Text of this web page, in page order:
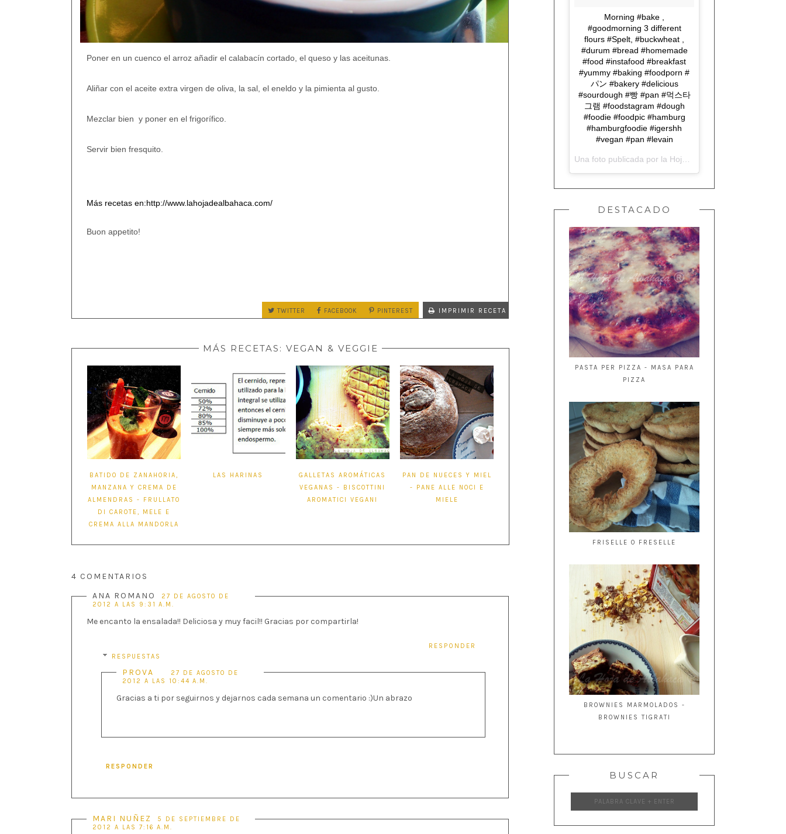
Poner en un cuenco el arroz añadir el calabacín cortado, el queso y las aceitunas.
Aliñar con el aceite extra virgen de oliva, la sal, el eneldo y la pimienta al gusto.
Mezclar bien y poner en el frigorífico.
Servir bien fresquito.
Más recetas en:http://www.lahojadealbahaca.com/
Buon appetito!
TWITTER FACEBOOK PINTEREST IMPRIMIR RECETA
MÁS RECETAS: VEGAN & VEGGIE
BATIDO DE ZANAHORIA,
MANZANA Y CREMA DE
ALMENDRAS - FRULLATO
DI CAROTE, MELE E
CREMA ALLA MANDORLA
LAS HARINAS
GALLETAS AROMÁTICAS
VEGANAS - BISCOTTINI
AROMATICI VEGANI
PAN DE NUECES Y MIEL
- PANE ALLE NOCI E
MIELE
4 COMENTARIOS
ANA ROMANO
27 DE AGOSTO DE
2012 A LAS 9:31 A.M.
Me encanto la ensalada!! Deliciosa y muy facil!! Gracias por compartirla!
RESPONDER
RESPUESTAS
PROVA
27 DE AGOSTO DE
2012 A LAS 10:44 A.M.
Gracias a ti por seguirnos y dejarnos cada semana un comentario :)Un abrazo
RESPONDER
MARI NUÑEZ
5 DE SEPTIEMBRE DE
2012 A LAS 7:16 A.M.
Morning #bake ,
#goodmorning 3 different
flours #Spelt, #buckwheat ,
#durum #bread #homemade
#food #instafood #breakfast
#yummy #baking #foodporn #
パン #bakery #delicious
#sourdough #빵 #pan #먹스타
그램 #foodstagram #dough
#foodie #foodpic #hamburg
#hamburgfoodie #igershh
#vegan #pan #levain
Una foto publicada por la Hoja de Albahaca (@lahojadealbahaca) el
DESTACADO
PASTA PER PIZZA - MASA PARA
PIZZA
FRISELLE O FRESELLE
BROWNIES MARMOLADOS -
BROWNIES TIGRATI
BUSCAR